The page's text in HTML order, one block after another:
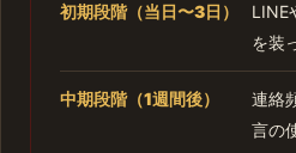
初期段階（当日〜3日）
LINE
を装
中期段階（1週間後）
連絡
言の